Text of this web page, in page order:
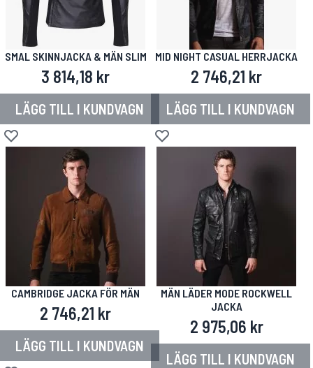
SMAL SKINNJACKA & MÄN SLIM
3 814,18 kr
LÄGG TILL I KUNDVAGN
Lägg till i önskelista
MID NIGHT CASUAL HERRJACKA
2 746,21 kr
LÄGG TILL I KUNDVAGN
Lägg till i önskelista
CAMBRIDGE JACKA FÖR MÄN
2 746,21 kr
LÄGG TILL I KUNDVAGN
MÄN LÄDER MODE ROCKWELL
JACKA
2 975,06 kr
LÄGG TILL I KUNDVAGN